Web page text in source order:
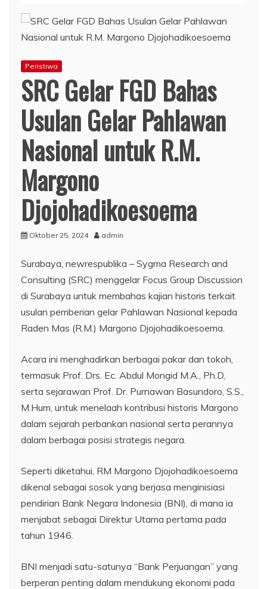
Peristiwa
SRC Gelar FGD Bahas
Usulan Gelar Pahlawan
Nasional untuk R.M.
Margono
Djojohadikoesoema
Oktober 25, 2024 admin
Surabaya, newrespublika – Sygma Research and
Consulting (SRC) menggelar Focus Group Discussion
di Surabaya untuk membahas kajian historis terkait
usulan pemberian gelar Pahlawan Nasional kepada
Raden Mas (R.M.) Margono Djojohadikoesoema.
Acara ini menghadirkan berbagai pakar dan tokoh,
termasuk Prof. Drs. Ec. Abdul Mongid M.A., Ph.D,
serta sejarawan Prof. Dr. Purnawan Basundoro, S.S.,
M.Hum, untuk menelaah kontribusi historis Margono
dalam sejarah perbankan nasional serta perannya
dalam berbagai posisi strategis negara.
Seperti diketahui, RM Margono Djojohadikoesoema
dikenal sebagai sosok yang berjasa menginisiasi
pendirian Bank Negara Indonesia (BNI), di mana ia
menjabat sebagai Direktur Utama pertama pada
tahun 1946.
BNI menjadi satu-satunya “Bank Perjuangan” yang
berperan penting dalam mendukung ekonomi pada